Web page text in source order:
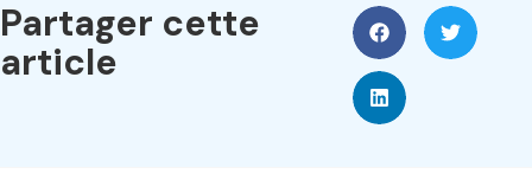
Partager cette
article